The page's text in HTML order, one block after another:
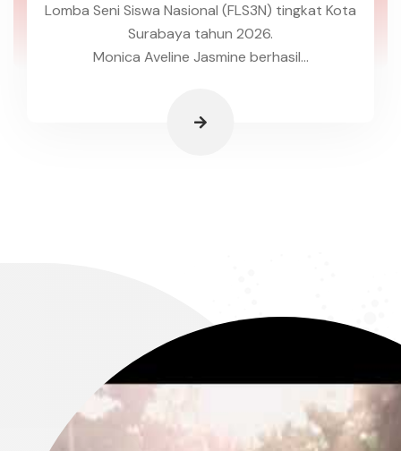
Lomba Seni Siswa Nasional (FLS3N) tingkat Kota
Surabaya tahun 2026.
Monica Aveline Jasmine berhasil...